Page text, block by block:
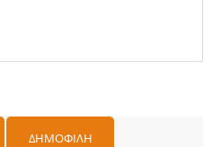
ΔΗΜΟΦΙΛΗ